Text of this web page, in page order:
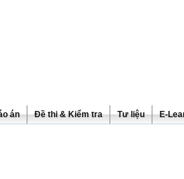
án Đề thi & Kiểm tra Tư liệu E-